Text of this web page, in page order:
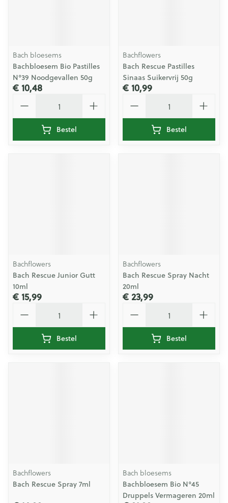
Bach bloesems
Bachbloesem Bio Pastilles
N°39 Noodgevallen 50g
€ 10,48
Bestel
Bachflowers
Bach Rescue Pastilles
Sinaas Suikervrij 50g
€ 10,99
Bestel
Bachflowers
Bach Rescue Junior Gutt
10ml
€ 15,99
Bestel
Bachflowers
Bach Rescue Spray Nacht
20ml
€ 23,99
Bestel
Bachflowers
Bach Rescue Spray 7ml
Bach bloesems
Bachbloesem Bio N°45
Druppels Vermageren 20ml